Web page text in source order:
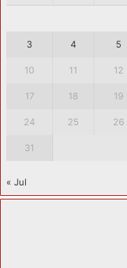
3 4 5
10 11 12
17 18 19
24 25 26
31
« Jul